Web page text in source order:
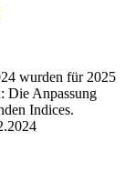
wurden für 2025
Die Anpassung
Indices.